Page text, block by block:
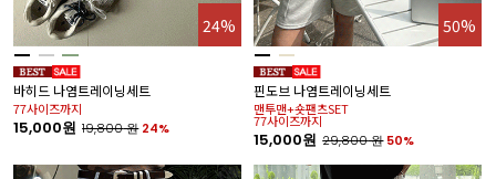
24%
바히드 나염트레이닝세트
77사이즈까지
15,000원 19,800원 24%
50%
핀도브 나염트레이닝세트
맨투맨+숏팬츠SET
77사이즈까지
15,000원 29,800원 50%